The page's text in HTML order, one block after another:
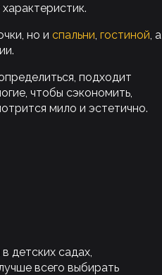
но и спальни, гостиной, а
подходит
чтобы сэкономить,
мило и эстетично.
детских садах,
всего выбирать